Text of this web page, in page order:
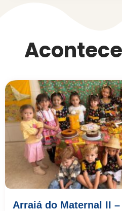
Acontece
Arraiá do Maternal II